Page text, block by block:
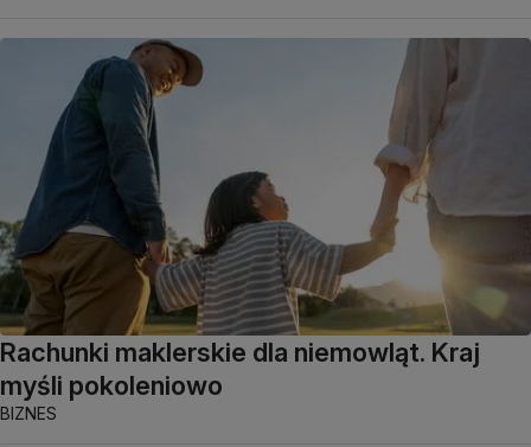
Rachunki maklerskie dla niemowląt. Kraj
myśli pokoleniowo
BIZNES